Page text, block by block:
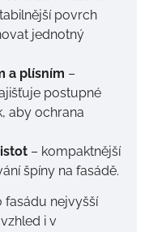
povrch
jednotný
a plísním –
postupné
aby ochrana
– kompaktnější
špíny na fasádě.
fasádu nejvyšší
i v